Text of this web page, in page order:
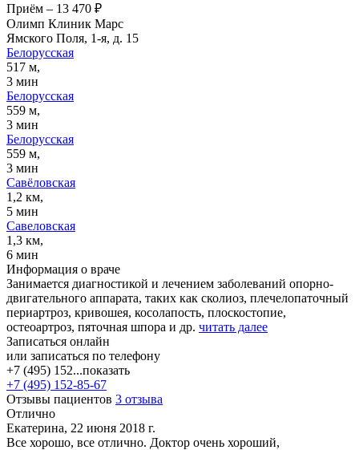
Приём – 13 470 ₽
Олимп Клиник Марс
Ямского Поля, 1-я, д. 15
Белорусская
517 м,
3 мин
Белорусская
559 м,
3 мин
Белорусская
559 м,
3 мин
Савёловская
1,2 км,
5 мин
Савеловская
1,3 км,
6 мин
Информация о враче
Занимается диагностикой и лечением заболеваний опорно-
двигательного аппарата, таких как сколиоз, плечелопаточный
периартроз, кривошея, косолапость, плоскостопие,
остеоартроз, пяточная шпора и др. читать далее
Записаться онлайн
или записаться по телефону
+7 (495) 152...показать
+7 (495) 152-85-67
Отзывы пациентов 3 отзыва
Отлично
Екатерина, 22 июня 2018 г.
Все хорошо, все отлично. Доктор очень хороший,